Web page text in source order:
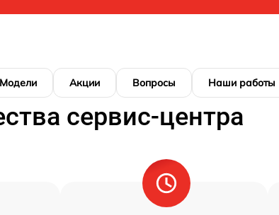
Модели Акции Вопросы Наши работы
сервис-центра